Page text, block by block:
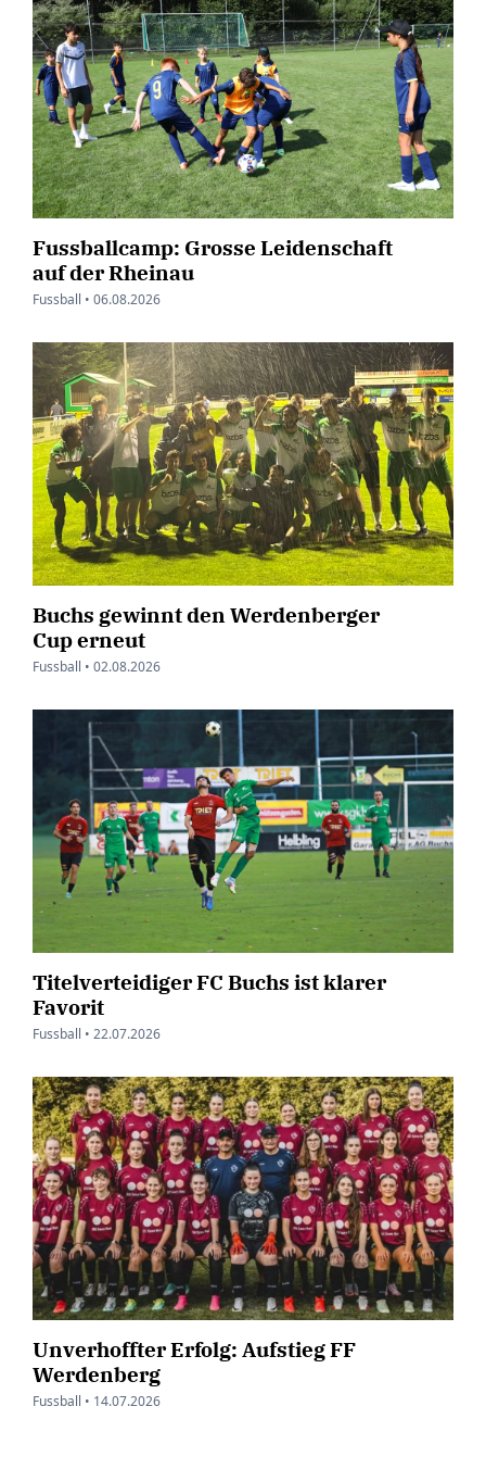
Fussballcamp: Grosse Leidenschaft
auf der Rheinau
Fussball • 06.08.2026
Buchs gewinnt den Werdenberger
Cup erneut
Fussball • 02.08.2026
Titelverteidiger FC Buchs ist klarer
Favorit
Fussball • 22.07.2026
Unverhoffter Erfolg: Aufstieg FF
Werdenberg
Fussball • 14.07.2026